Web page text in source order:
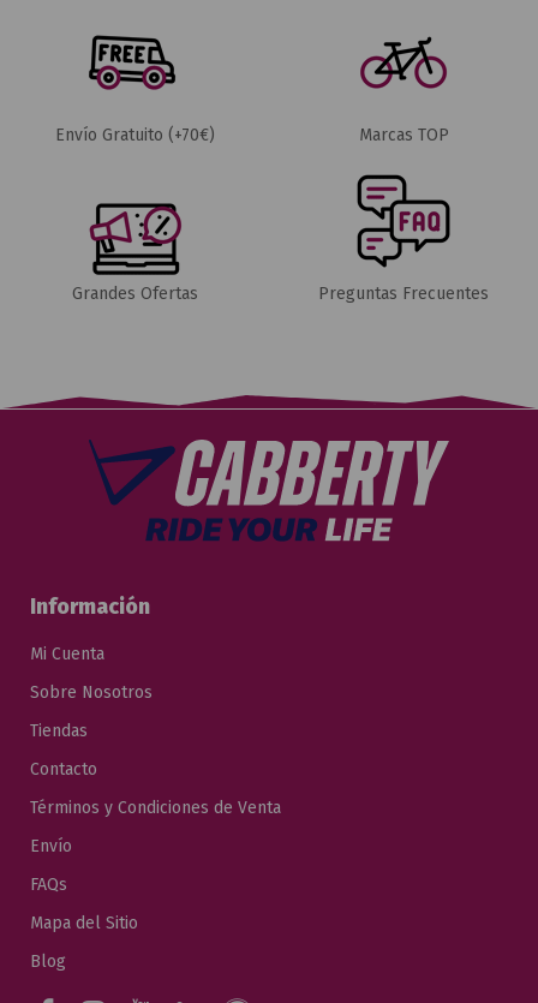
Envío Gratuito (+70€) Marcas TOP
Grandes Ofertas Preguntas Frecuentes
Información
Mi Cuenta
Sobre Nosotros
Tiendas
Contacto
Términos y Condiciones de Venta
Envío
FAQs
Mapa del Sitio
Blog